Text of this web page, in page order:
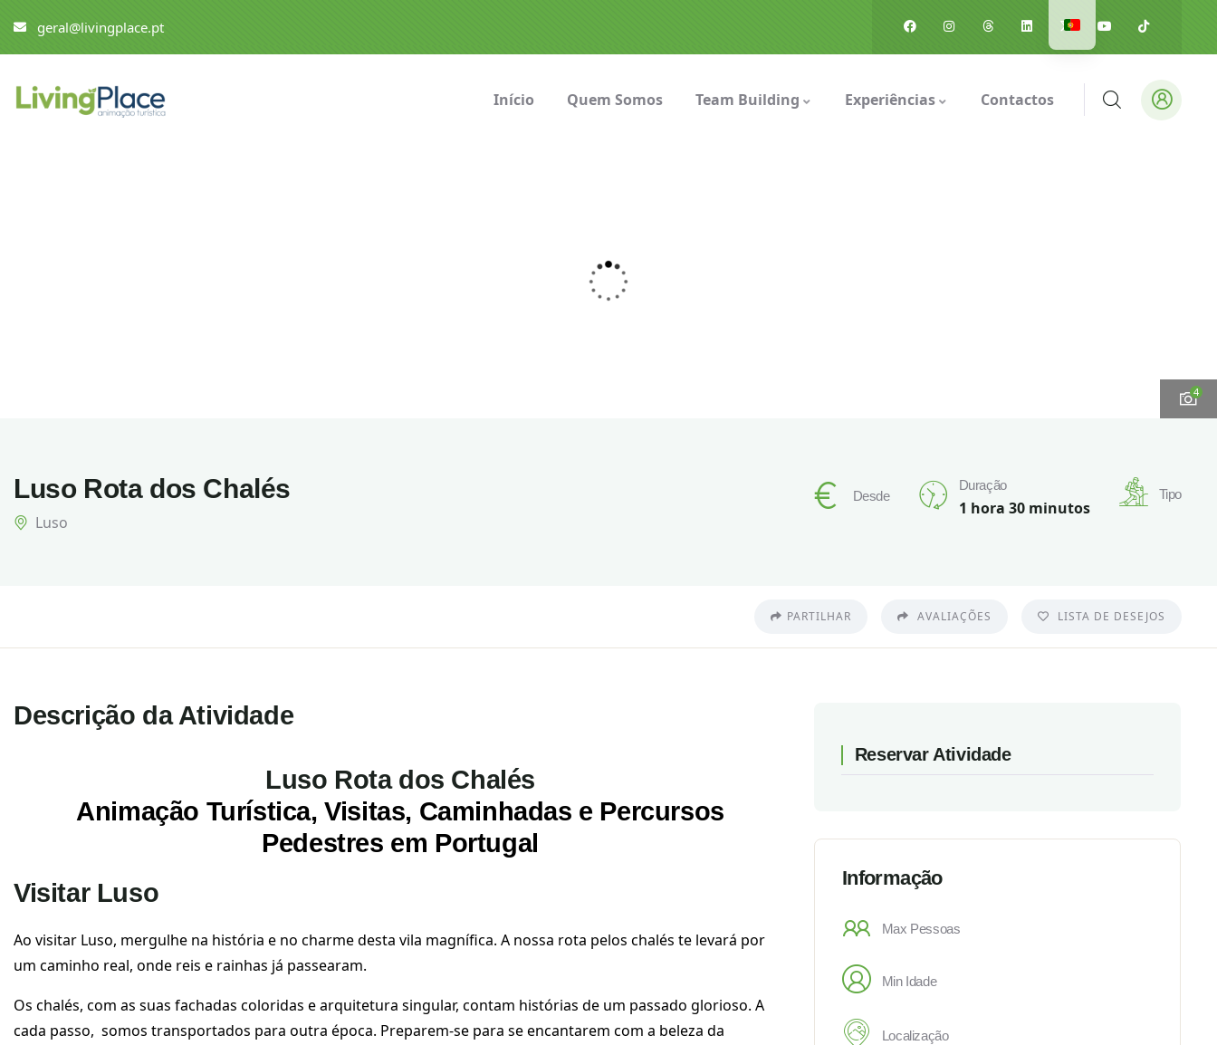
geral@livingplace.pt
Início Quem Somos Team Building Experiências Contactos
4
Luso Rota dos Chalés
Luso
Desde
Duração
1 hora 30 minutos
Tipo
PARTILHAR AVALIAÇÕES LISTA DE DESEJOS
Descrição da Atividade
Luso Rota dos Chalés
Animação Turística, Visitas, Caminhadas e Percursos
Pedestres em Portugal
Visitar Luso
Ao visitar Luso, mergulhe na história e no charme desta vila magnífica. A nossa rota pelos chalés te levará por
um caminho real, onde reis e rainhas já passearam.
Os chalés, com as suas fachadas coloridas e arquitetura singular, contam histórias de um passado glorioso. A
cada passo, somos transportados para outra época. Preparem-se para se encantarem com a beleza da
Reservar Atividade
Informação
Max Pessoas
Min Idade
Localização